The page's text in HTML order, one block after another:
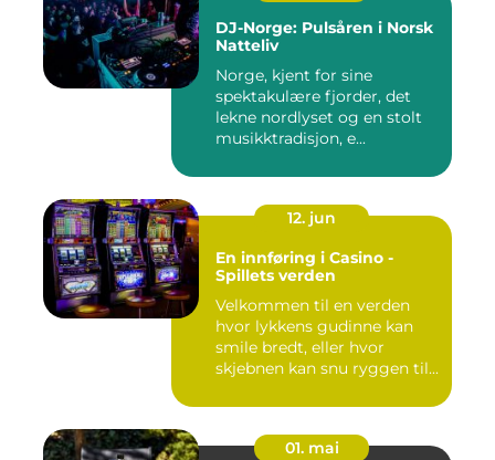
DJ-Norge: Pulsåren i Norsk
Natteliv
Norge, kjent for sine
spektakulære fjorder, det
lekne nordlyset og en stolt
musikktradisjon, e...
12. jun
En innføring i Casino -
Spillets verden
Velkommen til en verden
hvor lykkens gudinne kan
smile bredt, eller hvor
skjebnen kan snu ryggen til...
01. mai